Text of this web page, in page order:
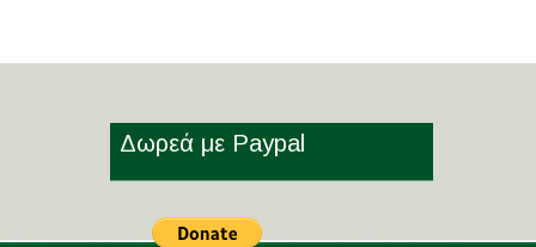
Δωρεά με Paypal